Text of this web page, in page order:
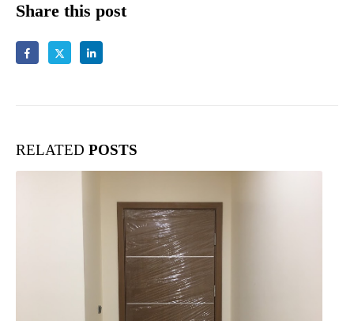
Share this post
RELATED POSTS